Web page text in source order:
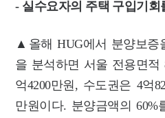
- 실수요자의 주택 구입기
▲올해 HUG에서 분양보증
을 분석하면 서울 전용면
억4200만원, 수도권은 4억
만원이다. 분양금액의